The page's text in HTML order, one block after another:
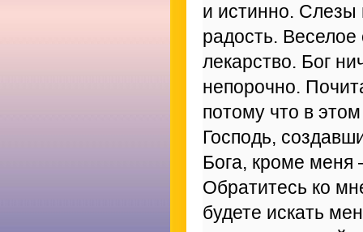
и истинно. Слезы
радость. Веселое
лекарство. Бог
непорочно.
потому что в
Господь,
Бога, кроме меня
Обратитесь ко
будете искать